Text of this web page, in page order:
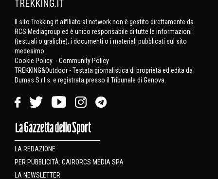
TREKKING.IT
Il sito Trekking.it affiliato al network non è gestito direttamente da
RCS Mediagroup ed è unico responsabile di tutte le informazioni
(testuali o grafiche), i documenti o i materiali pubblicati sul sito
medesimo
Cookie Policy -Community Policy
TREKKING&Outdoor - Testata giornalistica di proprietà ed edita da
Dumas S.r.l.s. e registrata presso il Tribunale di Genova.
LA REDAZIONE
PER PUBBLICITÀ: CAIRORCS MEDIA SPA
LA NEWSLETTER